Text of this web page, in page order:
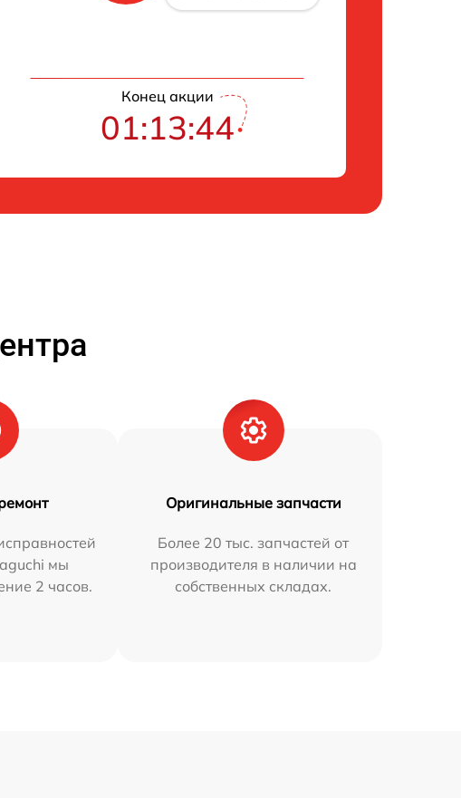
Конец акции
01:13:43
мы
2 часов.
Оригинальные запчасти
Более 20 тыс. запчастей от
производителя в наличии на
собственных складах.